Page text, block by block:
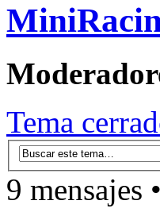
Tema
9 mensajes